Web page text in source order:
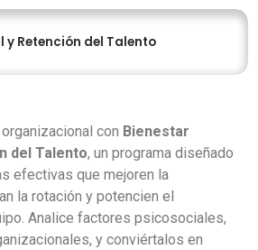
y Retención del Talento
con Bienestar
del Talento, un programa diseñado
efectivas que mejoren la
la rotación y potencien el
Analice factores psicosociales,
y conviértalos en